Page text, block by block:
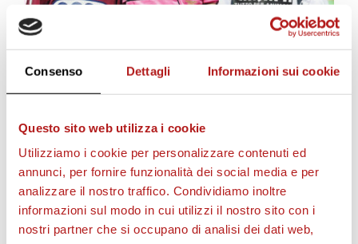
Consenso Dettagli Informazioni sui cookie
Questo sito web utilizza i cookie
Utilizziamo i cookie per personalizzare contenuti ed
annunci, per fornire funzionalità dei social media e per
analizzare il nostro traffico. Condividiamo inoltre
informazioni sul modo in cui utilizzi il nostro sito con i
nostri partner che si occupano di analisi dei dati web,
Claudio Conte durante un pregara al Tombolato.
STAGIONE 2026/27